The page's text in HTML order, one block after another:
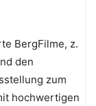
BergFilme, z.
den
zum
hochwertigen